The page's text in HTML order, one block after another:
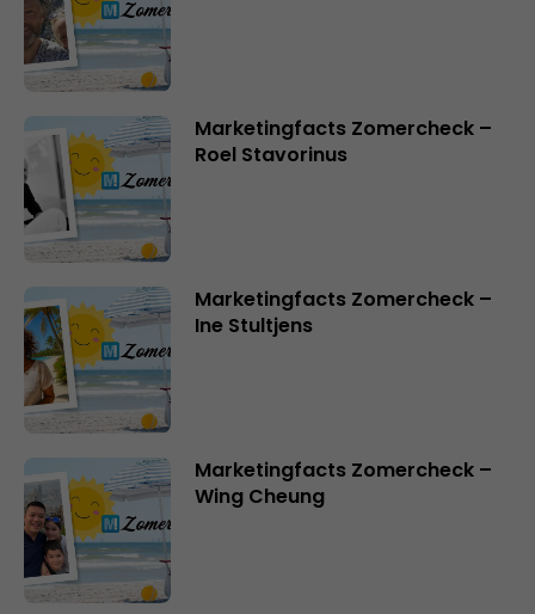
Marketingfacts Zomercheck –
Roel Stavorinus
Marketingfacts Zomercheck –
Ine Stultjens
Marketingfacts Zomercheck –
Wing Cheung